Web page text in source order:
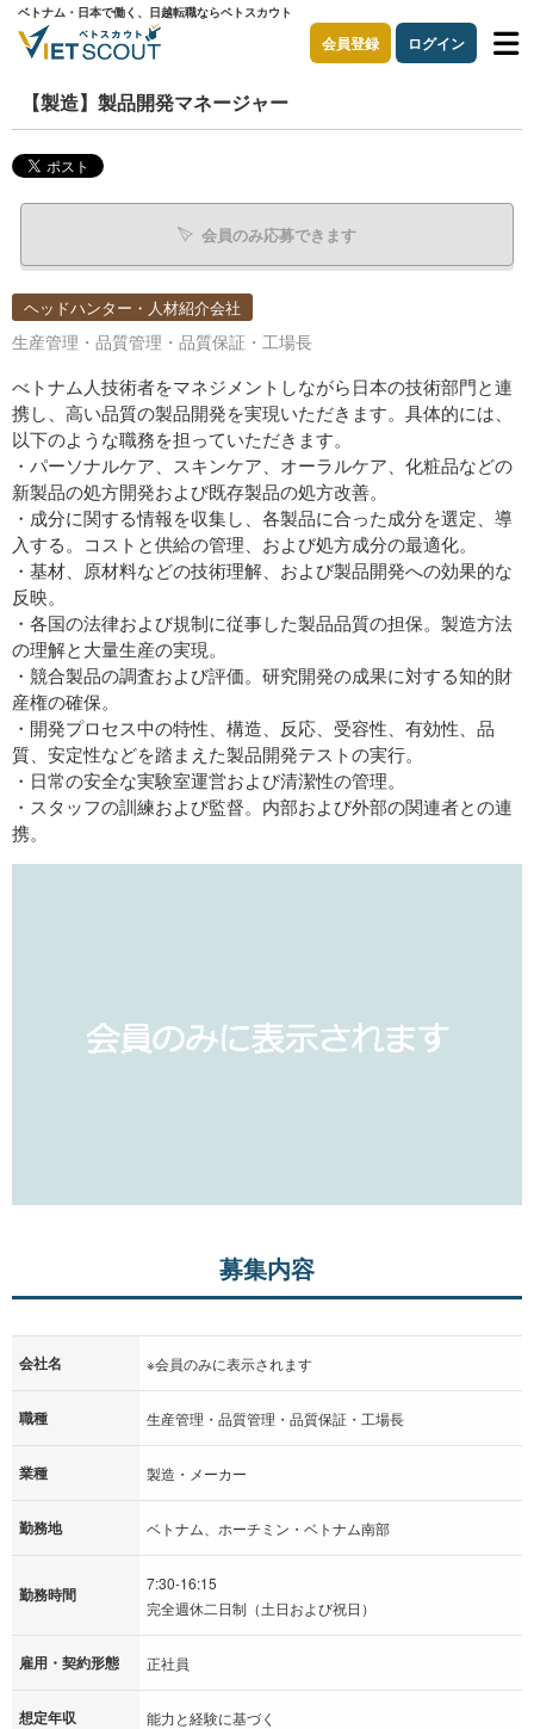
ベトナム・日本で働く、日越転職ならベトスカウト
会員登録 ログイン
【製造】製品開発マネージャー
会員のみ応募できます
ヘッドハンター・人材紹介会社
生産管理・品質管理・品質保証・工場長
べトナム人技術者をマネジメントしながら日本の技術部門と連
携し、高い品質の製品開発を実現いただきます。具体的には、
以下のような職務を担っていただきます。
・パーソナルケア、スキンケア、オーラルケア、化粧品などの
新製品の処方開発および既存製品の処方改善。
・成分に関する情報を収集し、各製品に合った成分を選定、導
入する。コストと供給の管理、および処方成分の最適化。
・基材、原材料などの技術理解、および製品開発への効果的な
反映。
・各国の法律および規制に従事した製品品質の担保。製造方法
の理解と大量生産の実現。
・競合製品の調査および評価。研究開発の成果に対する知的財
産権の確保。
・開発プロセス中の特性、構造、反応、受容性、有効性、品
質、安定性などを踏まえた製品開発テストの実行。
・日常の安全な実験室運営および清潔性の管理。
・スタッフの訓練および監督。内部および外部の関連者との連
携。
募集内容
会社名 ※会員のみに表示されます
職種 生産管理・品質管理・品質保証・工場長
業種 製造・メーカー
勤務地 ベトナム、ホーチミン・ベトナム南部
勤務時間
7:30-16:15
完全週休二日制（土日および祝日）
雇用・契約形態 正社員
想定年収 能力と経験に基づく